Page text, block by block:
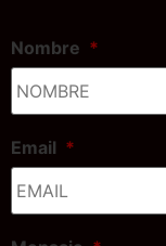
Nombre *
Email *